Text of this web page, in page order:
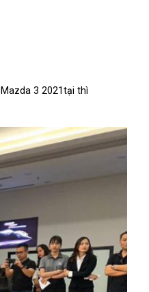
3 2021tại thì